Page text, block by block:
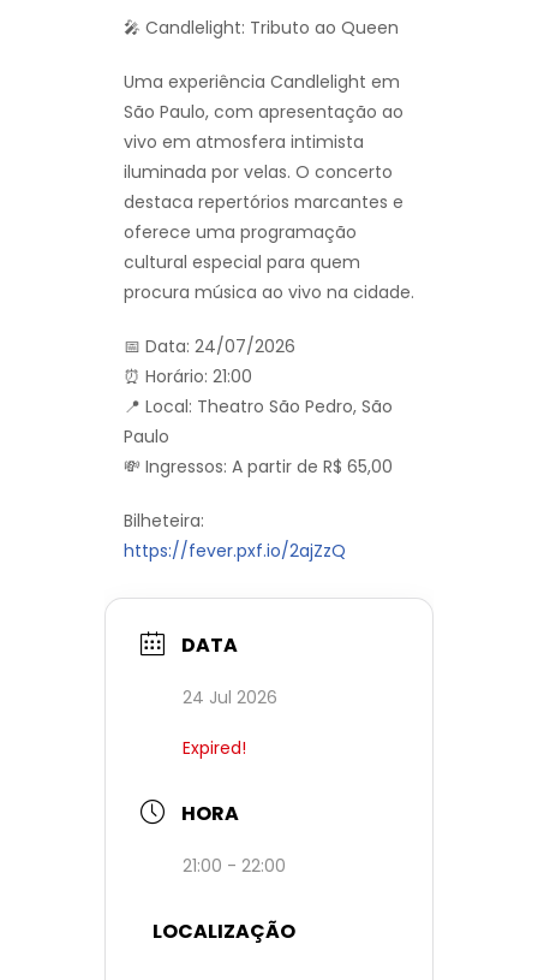
🎤 Candlelight: Tributo ao Queen
Uma experiência Candlelight em
São Paulo, com apresentação ao
vivo em atmosfera intimista
iluminada por velas. O concerto
destaca repertórios marcantes e
oferece uma programação
cultural especial para quem
procura música ao vivo na cidade.
📅 Data: 24/07/2026
⏰ Horário: 21:00
📍 Local: Theatro São Pedro, São
Paulo
💸 Ingressos: A partir de R$ 65,00
Bilheteira:
https://fever.pxf.io/2ajZzQ
DATA
24 Jul 2026
Expired!
HORA
21:00 - 22:00
LOCALIZAÇÃO